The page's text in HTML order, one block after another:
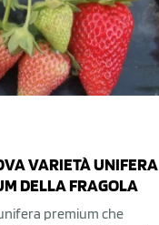
VARIETÀ UNIFERA
DELLA FRAGOLA
premium che